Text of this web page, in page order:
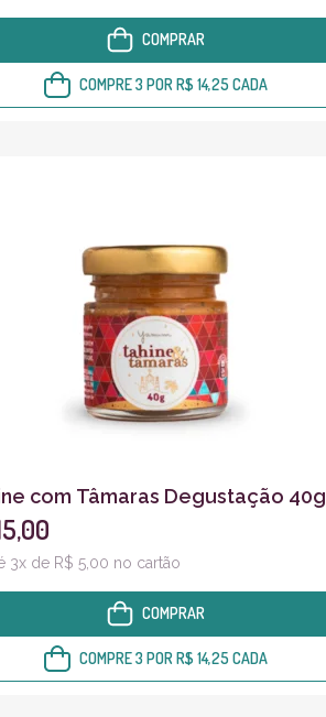
COMPRAR
COMPRE 3 POR R$ 14,25 CADA
com Tâmaras Degustação 40g
3x de R$ 5,00 no cartão
COMPRAR
COMPRE 3 POR R$ 14,25 CADA